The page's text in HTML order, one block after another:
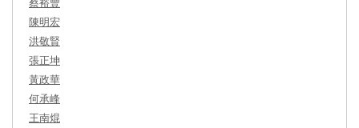
陳明宏
洪敬賢
張正坤
黃政華
何承峰
王南焜